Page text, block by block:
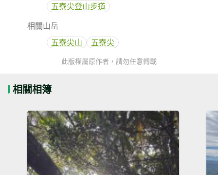
五寮尖登山步道
相關山岳
五寮尖山
五寮尖
此版權屬原作者，請勿任意轉載
相關相簿